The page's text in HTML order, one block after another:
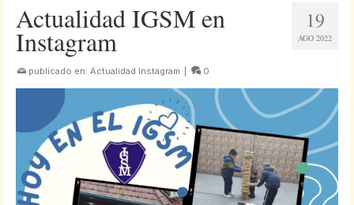
19
AGO 2022
Actualidad IGSM en
Instagram
publicado en: Actualidad Instagram 0